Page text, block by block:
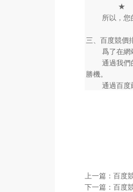
★ 3-4%的
所以，您的
三、百度競價
爲了在網站
通過我們的
勝機。
通過百度嚴
上一篇： 百度
下一篇： 百度